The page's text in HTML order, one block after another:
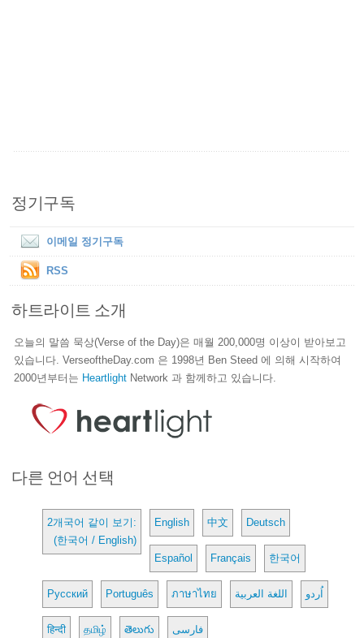
정기구독
이메일 정기구독
RSS
하트라이트 소개
오늘의 말씀 묵상(Verse of the Day)은 매월 200,000명 이상이 받아보고
있습니다. VerseoftheDay.com 은 1998년 Ben Steed 에 의해 시작하여
2000년부터는 Heartlight Network 과 함께하고 있습니다.
다른 언어 선택
2개국어 같이 보기:
(한국어 / English)
English 中文 Deutsch
Español Français 한국어
Русский Português ภาษาไทย اللغة العربية اُردو
हिन्दी தமிழ் తెలుగు فارسی